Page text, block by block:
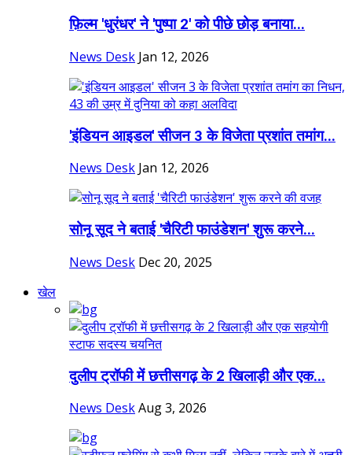
फ़िल्म 'धुरंधर' ने 'पुष्पा 2' को पीछे छोड़ बनाया...
News Desk Jan 12, 2026
'इंडियन आइडल' सीजन 3 के विजेता प्रशांत तमांग...
News Desk Jan 12, 2026
सोनू सूद ने बताई 'चैरिटी फाउंडेशन' शुरू करने...
News Desk Dec 20, 2025
खेल
दुलीप ट्रॉफी में छत्तीसगढ़ के 2 खिलाड़ी और एक...
News DeskAug 3, 2026